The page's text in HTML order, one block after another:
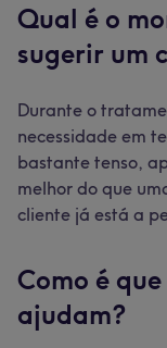
Qual é o
sugerir um
Durante o
necessidade em
bastante tenso,
melhor do que
cliente já está a
Como é
ajudam?